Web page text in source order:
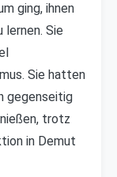
ging, ihnen
lernen. Sie
Sie hatten
gegenseitig
trotz
in Demut